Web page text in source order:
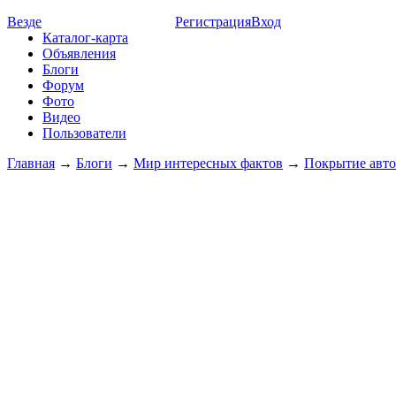
Везде РегистрацияВход
Каталог-карта
Объявления
Блоги
Форум
Фото
Видео
Пользователи
Главная → Блоги → Мир интересных фактов → Покрытие